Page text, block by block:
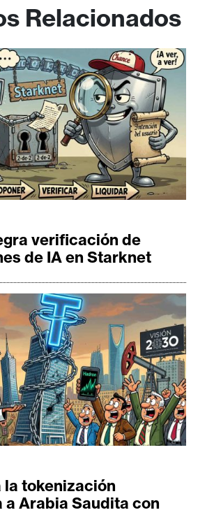
Relacionados
verificación de
de IA en Starknet
la tokenización
Arabia Saudita con